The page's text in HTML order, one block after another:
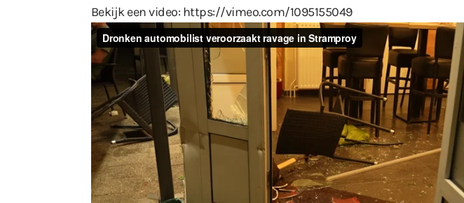
Bekijk een video: https://vimeo.com/1095155049